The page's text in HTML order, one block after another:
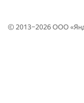
© 2013–2026 ООО «